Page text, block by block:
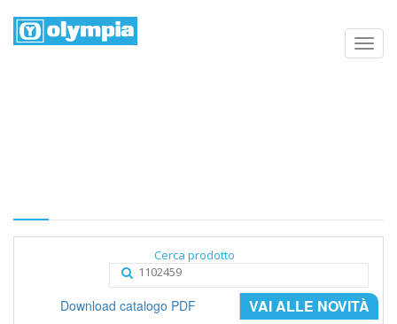
Cerca prodotto
VAI ALLE NOVITÀ
Download catalogo PDF